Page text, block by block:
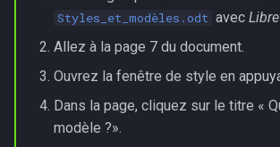
Sélecteur de type :
Sélecteur de classe :
Sélecteur d'identifiant :
Les
Réseaux
Réseaux
Styles_et_modèles.odt avec
Allez à la page 7 du document.
Ouvrez la fenêtre de style en
Dans la page, cliquez sur le titre «
modèle ?».